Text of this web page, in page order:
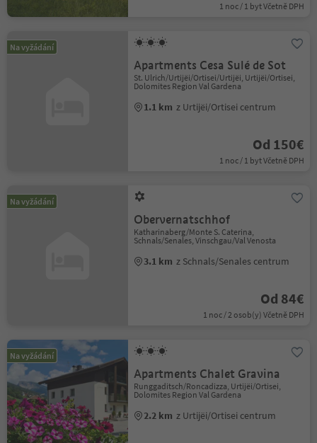
1 noc / 1 byt Včetně DPH
Na vyžádání
Apartments Cesa Sulé de Sot
St. Ulrich/Urtijëi/Ortisei/Urtijëi, Urtijëi/Ortisei,
Dolomites Region Val Gardena
1.1 km z Urtijëi/Ortisei centrum
Od 150€
1 noc / 1 byt Včetně DPH
Na vyžádání
Obervernatschhof
Katharinaberg/Monte S. Caterina,
Schnals/Senales, Vinschgau/Val Venosta
3.1 km z Schnals/Senales centrum
Od 84€
1 noc / 2 osob(y) Včetně DPH
Na vyžádání
Apartments Chalet Gravina
Runggaditsch/Roncadizza, Urtijëi/Ortisei,
Dolomites Region Val Gardena
2.2 km z Urtijëi/Ortisei centrum